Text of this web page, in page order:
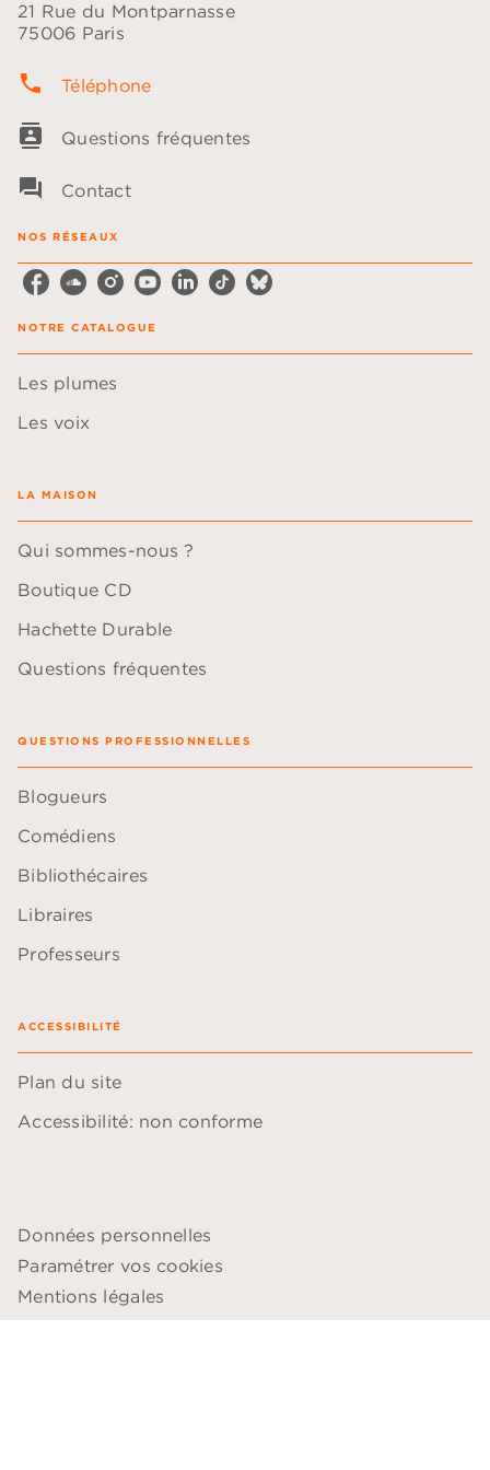
21 Rue du Montparnasse
75006 Paris
phone Téléphone
contacts Questions fréquentes
question_answer Contact
NOS RÉSEAUX
NOTRE CATALOGUE
Les plumes
Les voix
LA MAISON
Qui sommes-nous ?
Boutique CD
Hachette Durable
Questions fréquentes
QUESTIONS PROFESSIONNELLES
Blogueurs
Comédiens
Bibliothécaires
Libraires
Professeurs
ACCESSIBILITÉ
Plan du site
Accessibilité: non conforme
Données personnelles
Paramétrer vos cookies
Mentions légales
Conditions générales d'utilisation